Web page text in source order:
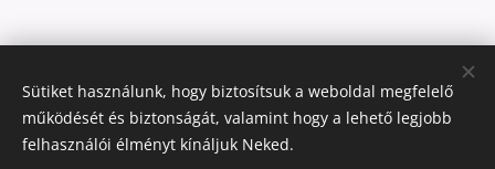
ugyfelszolgalat@kellegyjopolo.hu
Telefonszám:+36208529555
Sütiket használunk, hogy biztosítsuk a weboldal megfelelő
működését és biztonságát, valamint hogy a lehető legjobb
felhasználói élményt kínáljuk Neked.